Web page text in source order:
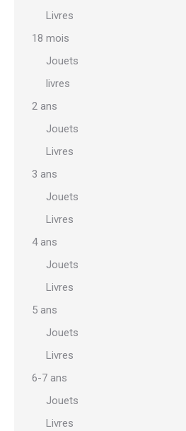
Livres
18 mois
Jouets
livres
2 ans
Jouets
Livres
3 ans
Jouets
Livres
4 ans
Jouets
Livres
5 ans
Jouets
Livres
6-7 ans
Jouets
Livres